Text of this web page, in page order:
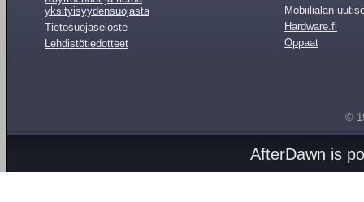
yksityisyydensuojasta
Tietosuojaseloste
Lehdistötiedotteet
Mobiilialan
Hardware.fi
Oppaat
©
AfterDawn is